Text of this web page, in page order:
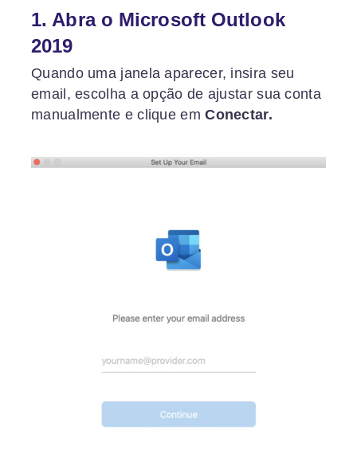
1. Abra o Microsoft Outlook
2019
Quando uma janela aparecer, insira seu
email, escolha a opção de ajustar sua conta
manualmente e clique emConectar.